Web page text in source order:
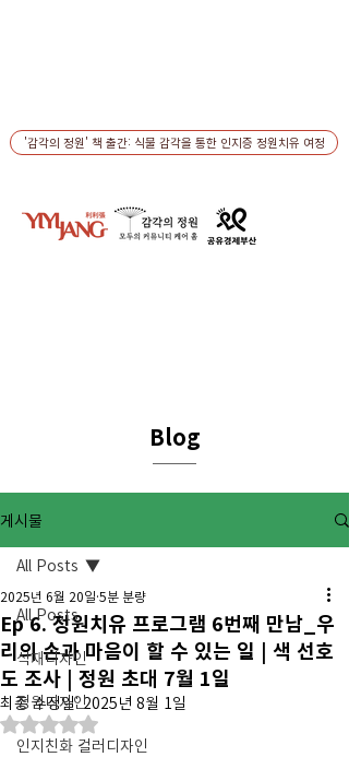
'감각의 정원' 책 출간: 식물 감각을 통한 인지증 정원치유 여정
Blog
게시물
All Posts
식재디자인
정원디자인
인지친화 컬러디자인
All Posts
Ep 6. 정원치유 프로그램 6번째 만남_우
리의 손과 마음이 할 수 있는 일 | 색 선호
도 조사 | 정원 초대 7월 1일
2025년 6월 20일 5분 분량
최종 수정일:2025년 8월 1일
별점 5점 중 NaN점을 주었습니다.